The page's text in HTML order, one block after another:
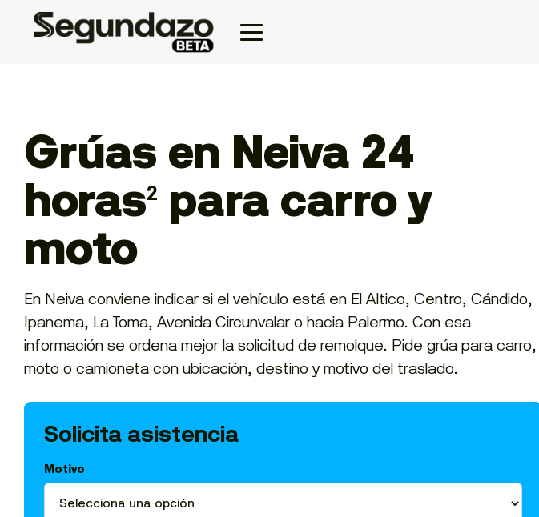
Grúas en Neiva 24
horas2 para carro y
moto
En Neiva conviene indicar si el vehículo está en El Altico, Centro, Cándido,
Ipanema, La Toma, Avenida Circunvalar o hacia Palermo. Con esa
información se ordena mejor la solicitud de remolque. Pide grúa para carro,
moto o camioneta con ubicación, destino y motivo del traslado.
Solicita asistencia
Motivo